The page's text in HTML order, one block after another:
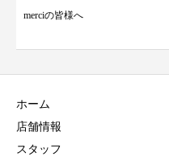
年末年始のお知らせ
ホーム
店舗情報
スタッフ